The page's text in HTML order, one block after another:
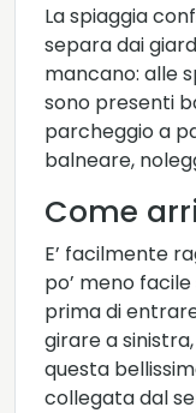
La spiaggia
separa dai
mancano: alle
sono presenti
parcheggio a
balneare,
Come
E’ facilmente
po’ meno
prima di
girare a
questa
collegata dal